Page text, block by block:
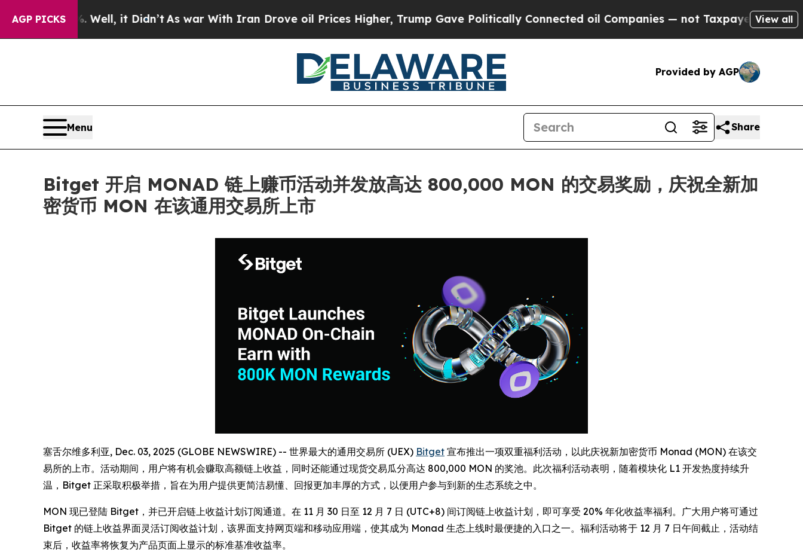
AGP PICKS
40%. Well, it Didn’tAs war With Iran Drove oil Prices Higher, Trump Gave Politically Connected oil Companies — not Taxpayers — the Chance
View all
Provided by AGP
Menu Share
Bitget 开启 MONAD 链上赚币活动并发放高达 800,000 MON 的交易奖励，庆祝全新加
密货币 MON 在该通用交易所上市
塞舌尔维多利亚, Dec. 03, 2025 (GLOBE NEWSWIRE) -- 世界最大的通用交易所 (UEX) Bitget 宣布推出一项双重福利活动，以此庆祝新加密货币 Monad (MON) 在该交
易所的上市。活动期间，用户将有机会赚取高额链上收益，同时还能通过现货交易瓜分高达 800,000 MON 的奖池。此次福利活动表明，随着模块化 L1 开发热度持续升
温，Bitget 正采取积极举措，旨在为用户提供更简洁易懂、回报更加丰厚的方式，以便用户参与到新的生态系统之中。
MON 现已登陆 Bitget，并已开启链上收益计划订阅通道。在 11 月 30 日至 12 月 7 日 (UTC+8) 间订阅链上收益计划，即可享受 20% 年化收益率福利。广大用户将可通过
Bitget 的链上收益界面灵活订阅收益计划，该界面支持网页端和移动应用端，使其成为 Monad 生态上线时最便捷的入口之一。福利活动将于 12 月 7 日午间截止，活动结
束后，收益率将恢复为产品页面上显示的标准基准收益率。